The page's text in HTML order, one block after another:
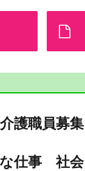
護職員募
仕事 社